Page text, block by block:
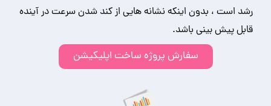
رشد است ، بدون اینکه نشانه هایی از کند شدن سرعت در آینده
قابل پیش بینی باشد.
سفارش پروژه ساخت اپلیکیشن